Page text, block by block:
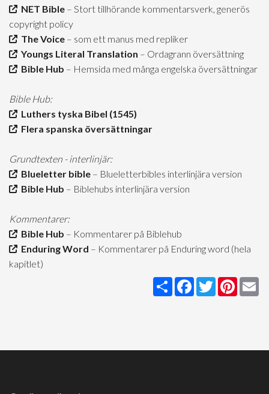
NET Bible – Stort tillhörande kommentarsverk, generös
copyright policy
The Voice – som ett manus med repliker
Youngs Literal Translation – Ordagrann översättning
Bible Hub – Hemsida med många engelska översättningar
Bible Hub:
Luthers tyska Bibel (1545)
Flera spanska översättningar
Grundtexten - interlinjär:
Blueletter bible – Blueletterbibles interlinjära version
Bible Hub – Biblehubs interlinjära version
Kommentarer:
Bible Hub – Kommentarer på Biblehub
Enduring Word – Kommentarer på Enduring word (hela
kapitlet)
Share Facebook
Twitter